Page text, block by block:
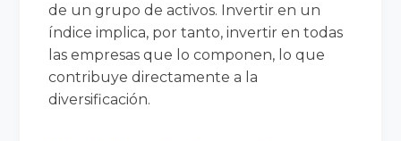
de un grupo de activos. Invertir en un
índice implica, por tanto, invertir en todas
las empresas que lo componen, lo que
contribuye directamente a la
diversificación.